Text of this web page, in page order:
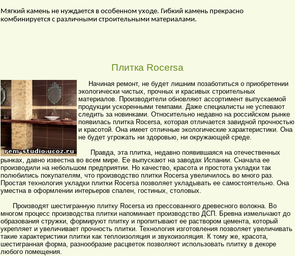
Мягкий камень не нуждается в особенном уходе. Гибкий камень прекрасно
комбинируется с различными строительными материалами.
Плитка Rocersa
Начиная ремонт, не будет лишним позаботиться о приобретении
экологически чистых, прочных и красивых строительных
материалов. Производители обновляют ассортимент выпускаемой
продукции ускоренными темпами. Даже специалисты не успевают
следить за новинками. Относительно недавно на российском рынке
появилась плитка Rocersa, которая отличается завидной прочностью
и красотой. Она имеет отличные экологические характеристики. Она
не будет угрожать ни здоровью, ни окружающей среде.
Правда, эта плитка, недавно появившаяся на отечественных
рынках, давно известна во всем мире. Ее выпускают на заводах Испании. Сначала ее
производили на небольшом предприятии. Но качество, красота и простота укладки так
полюбились покупателям, что производство плитки Rocersa увеличилось во много раз.
Простая технология укладки плитки Rocersa позволяет укладывать ее самостоятельно. Она
уместна в оформлении интерьеров спален, гостиных, столовых.
Производят шестигранную плитку Rocersa из прессованного древесного волокна. Во
многом процесс производства плитки напоминает производство ДСП. Бревна измельчают до
образования стружки, формируют плитку и пропитывают ее раствором цемента, который
укрепляет и увеличивает прочность плитки. Технология изготовления позволяет увеличивать
такие характеристики плитки как теплоизоляция и звукоизоляция. К тому же, красота,
шестигранная форма, разнообразие расцветок позволяют использовать плитку в декоре
любого помещения.